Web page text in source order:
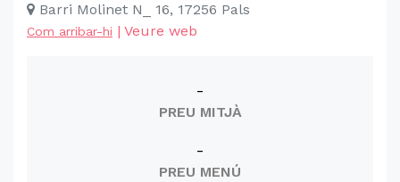
Barri Molinet N_ 16, 17256 Pals
Com arribar-hi | Veure web
-
PREU MITJÀ
-
PREU MENÚ